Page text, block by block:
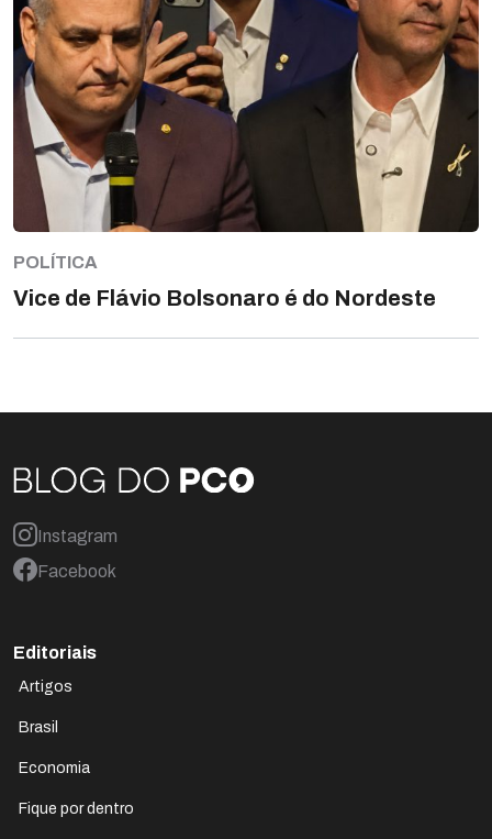
POLÍTICA
Vice de Flávio Bolsonaro é do Nordeste
Instagram
Facebook
Editoriais
Artigos
Brasil
Economia
Fique por dentro